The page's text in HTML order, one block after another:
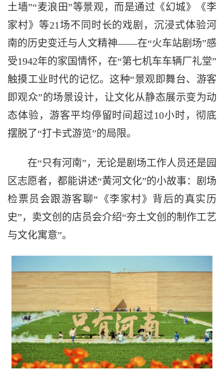
土墙”“麦浪田”等景观，而是通过《幻城》《李
家村》等21场不同时长的戏剧，沉浸式体验河
南的历史变迁与人文精神——在“火车站剧场”感
受1942年的家国情怀，在“第七机车车辆厂礼堂”
触摸工业时代的记忆。这种“景观即舞台、游客
即观众”的场景设计，让文化从静态展示变为动
态体验，游客平均停留时间超过10小时，彻底
摆脱了“打卡式游览”的局限。
在“只有河南”，无论是剧场工作人员还是园
区志愿者，都能讲述“黄河文化”的小故事：剧场
检票员会跟游客聊“《李家村》背后的真实历
史”，卖文创的店员会介绍“夯土文创的制作工艺
与文化寓意”。